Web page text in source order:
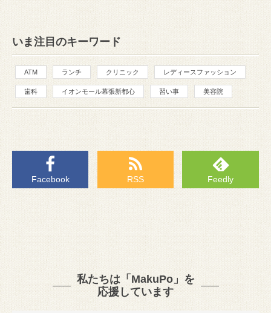
いま注目のキーワード
ATM ランチ クリニック レディースファッション
歯科 イオンモール幕張新都心 習い事 美容院
Facebook RSS Feedly
私たちは「MakuPo」を
応援しています